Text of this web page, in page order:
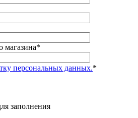
магазина*
персональных данных.*
заполнения